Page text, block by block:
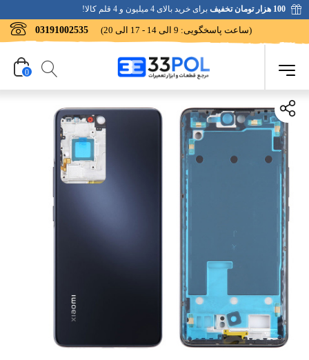
100 هزار تومان تخفیف برای خرید بالای 4 میلیون و 4 قلم کالا!
03191002535 (ساعت پاسخگویی: 9 الی 14 - 17 الی 20)
0